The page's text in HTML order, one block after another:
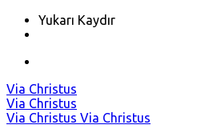
Yukarı Kaydır
Skip
to
content
Via Christus
Via Christus
Via Christus Via Christus